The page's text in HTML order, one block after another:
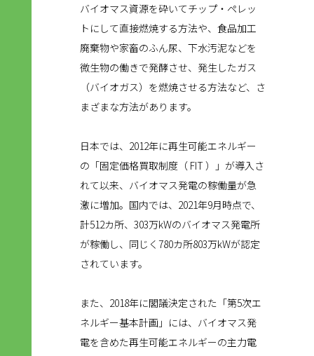
バイオマス資源を砕いてチップ・ペレッ
トにして直接燃焼する方法や、食品加工
廃棄物や家畜のふん尿、下水汚泥などを
微生物の働きで発酵させ、発生したガス
（バイオガス）を燃焼させる方法など、さ
まざまな方法があります。
日本では、2012年に再生可能エネルギー
の「固定価格買取制度（ FIT ）」が導入さ
れて以来、バイオマス発電の稼働量が急
激に増加。国内では、2021年9月時点で、
計512カ所、303万kWのバイオマス発電所
が稼働し、同じく780カ所803万kWが認定
されています。
また、2018年に閣議決定された「第5次エ
ネルギー基本計画」には、バイオマス発
電を含めた再生可能エネルギーの主力電